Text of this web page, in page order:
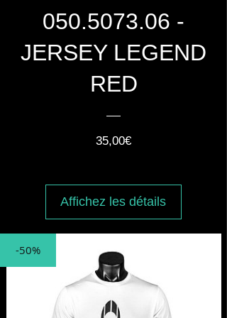
050.5073.06 -
JERSEY LEGEND
RED
35,00€Prix
Affichez les détails
-50%